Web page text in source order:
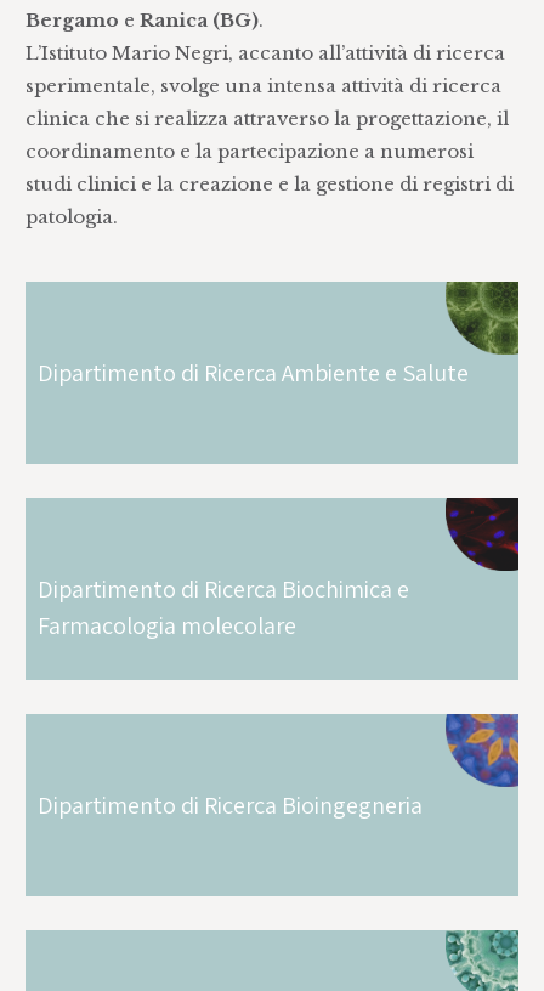
Bergamo eRanica (BG).
L’Istituto Mario Negri, accanto all’attività di ricerca
sperimentale, svolge una intensa attività di ricerca
clinica che si realizza attraverso la progettazione, il
coordinamento e la partecipazione a numerosi
studi clinici e la creazione e la gestione di registri di
patologia.
Dipartimento di Ricerca Ambiente e Salute
Dipartimento di Ricerca Biochimica e
Farmacologia molecolare
Dipartimento di Ricerca Bioingegneria